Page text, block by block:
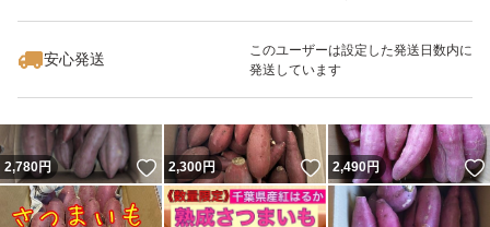
安心発送
このユーザーは設定した発送日数内に
発送しています
2,780円 いいね！
2,300円 いいね！
2,490円